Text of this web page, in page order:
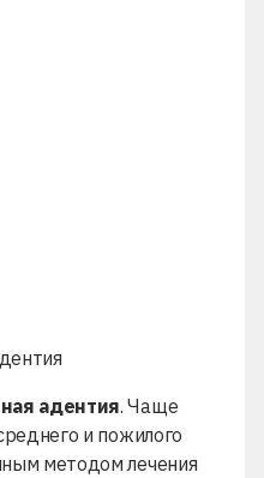
адентия. Чаще
и пожилого
методом лечения